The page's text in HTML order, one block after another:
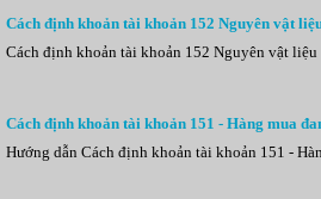
Cách định khoản tài khoản 152 Nguyên vật
Cách định khoản tài khoản 152 Nguyên vật liệu
Cách định khoản tài khoản 151 - Hàng mua
Hướng dẫn Cách định khoản tài khoản 151 -